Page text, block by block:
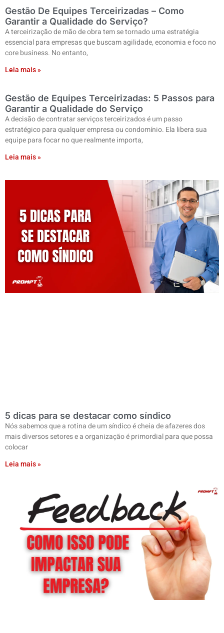
Gestão De Equipes Terceirizadas – Como
Garantir a Qualidade do Serviço?
A terceirização de mão de obra tem se tornado uma estratégia
essencial para empresas que buscam agilidade, economia e foco no
core business. No entanto,
Leia mais »
Gestão de Equipes Terceirizadas: 5 Passos para
Garantir a Qualidade do Serviço
A decisão de contratar serviços terceirizados é um passo
estratégico para qualquer empresa ou condomínio. Ela libera sua
equipe para focar no que realmente importa,
Leia mais »
5 dicas para se destacar como síndico
Nós sabemos que a rotina de um síndico é cheia de afazeres dos
mais diversos setores e a organização é primordial para que possa
colocar
Leia mais »